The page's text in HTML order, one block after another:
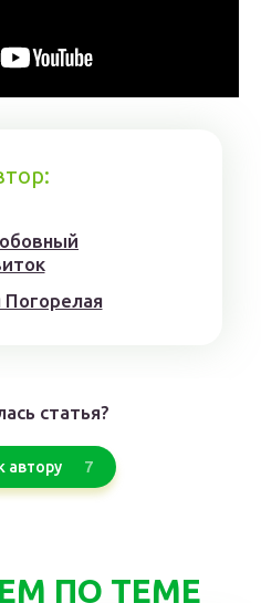
Погорелая
статья?
автору 7
ПО ТЕМЕ